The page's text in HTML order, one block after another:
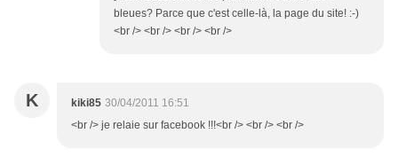
bleues? Parce que c'est celle-là, la page du site! :-)
<br /> <br /> <br /> <br />
K kiki85 30/04/2011 16:51
<br /> je relaie sur facebook !!!<br /> <br /> <br />